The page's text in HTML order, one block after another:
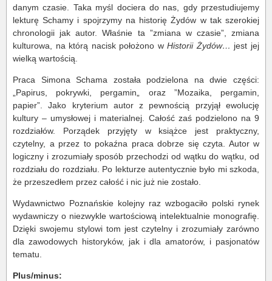
danym czasie. Taka myśl dociera do nas, gdy przestudiujemy
lekturę Schamy i spojrzymy na historię Żydów w tak szerokiej
chronologii jak autor. Właśnie ta ”zmiana w czasie”, zmiana
kulturowa, na którą nacisk położono wHistorii Żydów… jest jej
wielką wartością.
Praca Simona Schama została podzielona na dwie części:
„Papirus, pokrywki, pergamin„ oraz ”Mozaika, pergamin,
papier”. Jako kryterium autor z pewnością przyjął ewolucję
kultury – umysłowej i materialnej. Całość zaś podzielono na 9
rozdziałów. Porządek przyjęty w książce jest praktyczny,
czytelny, a przez to pokaźna praca dobrze się czyta. Autor w
logiczny i zrozumiały sposób przechodzi od wątku do wątku, od
rozdziału do rozdziału. Po lekturze autentycznie było mi szkoda,
że przeszedłem przez całość i nic już nie zostało.
Wydawnictwo Poznańskie kolejny raz wzbogaciło polski rynek
wydawniczy o niezwykle wartościową intelektualnie monografię.
Dzięki swojemu stylowi tom jest czytelny i zrozumiały zarówno
dla zawodowych historyków, jak i dla amatorów, i pasjonatów
tematu.
Plus/minus: